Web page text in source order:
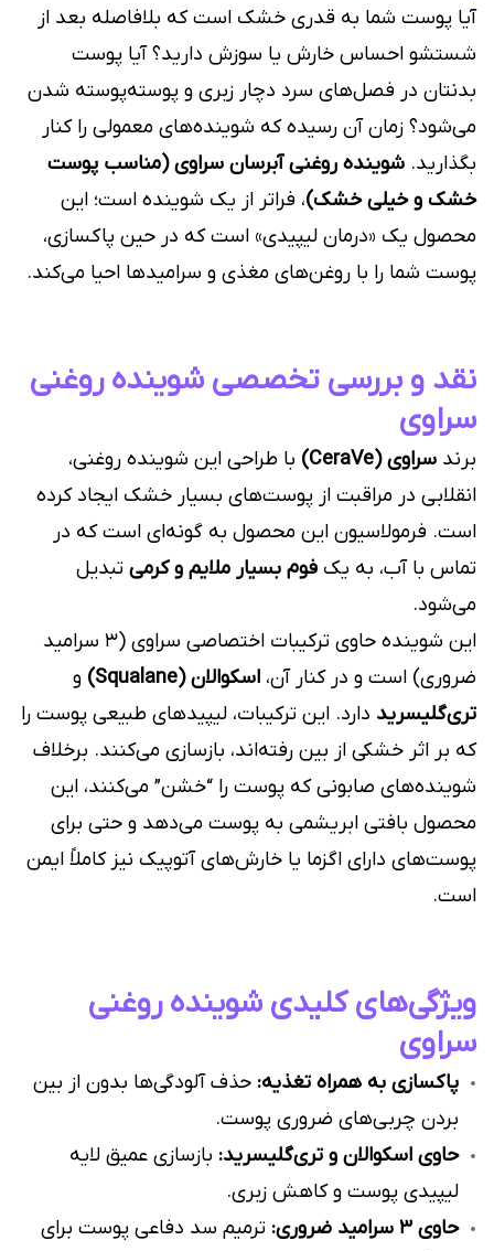
آیا پوست شما به قدری خشک است که بلافاصله بعد از
شستشو احساس خارش یا سوزش دارید؟ آیا پوست
بدنتان در فصل‌های سرد دچار زبری و پوسته‌پوسته شدن
می‌شود؟ زمان آن رسیده که شوینده‌های معمولی را کنار
بگذارید. شوینده روغنی آبرسان سراوی (مناسب پوست
خشک و خیلی خشک)، فراتر از یک شوینده است؛ این
محصول یک «درمان لیپیدی» است که در حین پاکسازی،
پوست شما را با روغن‌های مغذی و سرامیدها احیا می‌کند.
نقد و بررسی تخصصی شوینده روغنی
سراوی
برند سراوی (CeraVe)
با طراحی این شوینده روغنی،
انقلابی در مراقبت از پوست‌های بسیار خشک ایجاد کرده
است. فرمولاسیون این محصول به گونه‌ای است که در
تماس با آب، به یک فوم بسیار ملایم و کرمی تبدیل
می‌شود.
این شوینده حاوی ترکیبات اختصاصی سراوی (۳ سرامید
ضروری) است و در کنار آن، اسکوالان (Squalane)
و
تری‌گلیسرید دارد. این ترکیبات، لیپیدهای طبیعی پوست را
که بر اثر خشکی از بین رفته‌اند، بازسازی می‌کنند. برخلاف
شوینده‌های صابونی که پوست را “خشن” می‌کنند، این
محصول بافتی ابریشمی به پوست می‌دهد و حتی برای
پوست‌های دارای اگزما یا خارش‌های آتوپیک نیز کاملاً ایمن
است.
ویژگی‌های کلیدی شوینده روغنی
سراوی
پاکسازی به همراه تغذیه: حذف آلودگی‌ها بدون از بین
بردن چربی‌های ضروری پوست.
حاوی اسکوالان و تری‌گلیسرید: بازسازی عمیق لایه
لیپیدی پوست و کاهش زبری.
حاوی ۳ سرامید ضروری:
ترمیم سد دفاعی پوست برای